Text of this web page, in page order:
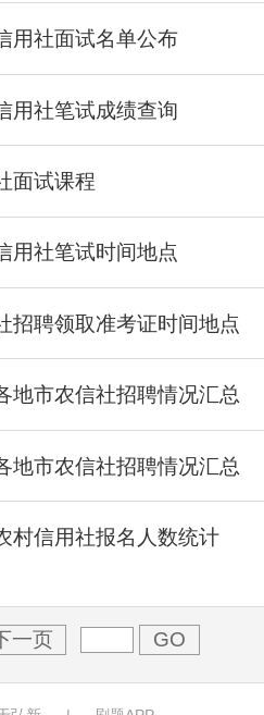
用社面试名单公布
用社笔试成绩查询
面试课程
用社笔试时间地点
招聘领取准考证时间地点
地市农信社招聘情况汇总
地市农信社招聘情况汇总
村信用社报名人数统计
一页 GO